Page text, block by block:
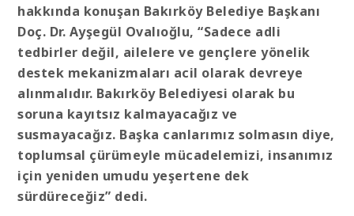
hakkında konuşan Bakırköy Belediye Başkanı
Doç. Dr. Ayşegül Ovalıoğlu, “Sadece adli
tedbirler değil, ailelere ve gençlere yönelik
destek mekanizmaları acil olarak devreye
alınmalıdır. Bakırköy Belediyesi olarak bu
soruna kayıtsız kalmayacağız ve
susmayacağız. Başka canlarımız solmasın diye,
toplumsal çürümeyle mücadelemizi, insanımız
için yeniden umudu yeşertene dek
sürdüreceğiz” dedi.